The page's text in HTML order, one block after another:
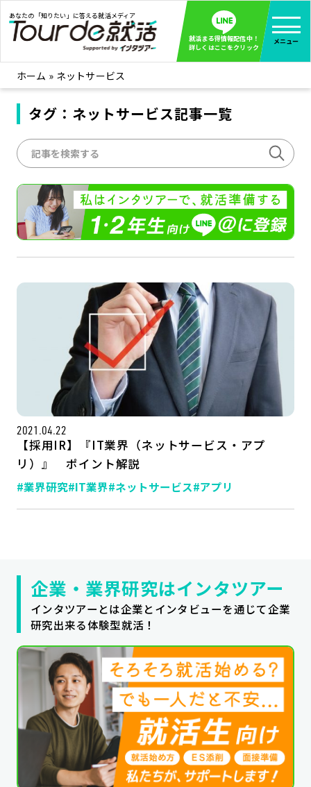
あなたの「知りたい」に答える就活メディア
就活まる得情報配信中！
詳しくはここをクリック
メニュー
就活ノウハウ 全て見る
企業まる見え！特捜部
みんなが知らない企業の裏側を徹底調査！
インタツアー活動レポ 全て見る
インタツアーを使ってどうだった？OBOG成功談
社会人インタビュー 全て見る
社会人になった今、就活を振り返ってみた
学生就活ブログ 全て見る
企業・業界研究はインタツアー
記事一覧
サイトマップ
ホーム » ネットサービス
タグ：ネットサービス記事一覧
2021.04.22
【採用IR】『IT業界（ネットサービス・アプ
リ）』 ポイント解説
#業界研究#IT業界#ネットサービス#アプリ
企業・業界研究はインタツアー
インタツアーとは企業とインタビューを通じて企業
研究出来る体験型就活！